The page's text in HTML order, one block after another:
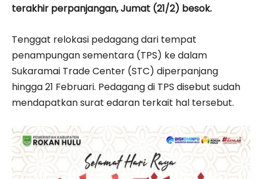
terakhir perpanjangan, Jumat (21/2) besok.
Tenggat relokasi pedagang dari tempat
penampungan sementara (TPS) ke dalam
Sukaramai Trade Center (STC) diperpanjang
hingga 21 Februari. Pedagang di TPS disebut sudah
mendapatkan surat edaran terkait hal tersebut.